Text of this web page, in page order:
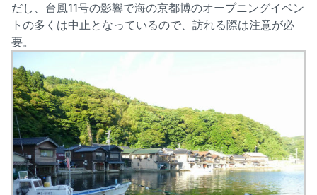
だし、台風11号の影響で海の京都博のオープニングイベン
トの多くは中止となっているので、訪れる際は注意が必
要。